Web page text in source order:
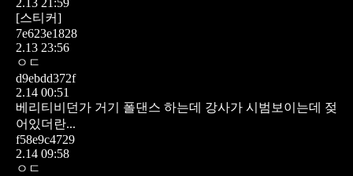
[스티커]
7e623e1828
2.13 23:56
ㅇㄷ
d9ebdd372f
2.14 00:51
베리티비던가 거기 폴댄스 하는데 강사가 시범보이는데 젖
어있더란...
f58e9c4729
2.14 09:58
ㅇㄷ